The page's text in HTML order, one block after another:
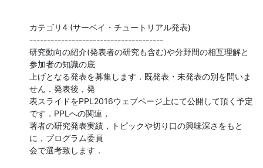
カテゴリ4 (サーベイ・チュートリアル発表)
--------------------------------------
研究動向の紹介(発表者の研究も含む)や分野間の相互理解と
参加者の知識の底
上げとなる発表を募集します．既発表・未発表の別を問いま
せん．発表後，発
表スライドをPPL2016ウェブページ上にて公開して頂く予定
です．PPLへの関連，
著者の研究発表実績，トピックや切り口の興味深さをもと
に，プログラム委員
会で選考致します．